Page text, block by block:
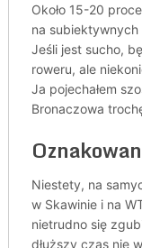
Około 15-20
na
Jeśli jest sucho,
roweru, ale
Ja pojechałem
Bronaczowa
Niestety, na
w Skawinie i na
nietrudno się
dłuższy czas nie